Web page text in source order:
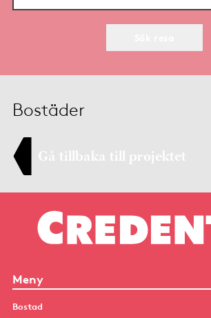
Bostäder
Gå tillbaka till projektet
Meny
Bostad